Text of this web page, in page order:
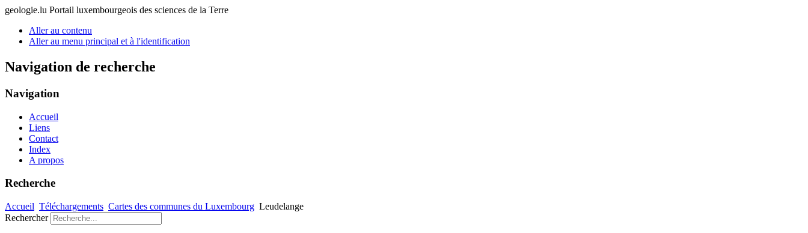
geologie.lu Portail luxembourgeois des sciences de la Terre
Aller au contenu
Aller au menu principal et à l'identification
Navigation de recherche
Navigation
Accueil
Liens
Contact
Index
A propos
Recherche
Accueil Téléchargements Cartes des communes du Luxembourg Leudelange
Rechercher